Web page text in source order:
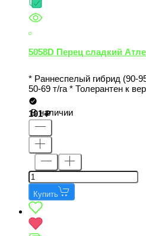
5058D Перец сладкий
* Раннеспелый гибрид (90-
50-69 т/га * Толерантен к
В наличии
101
Купить